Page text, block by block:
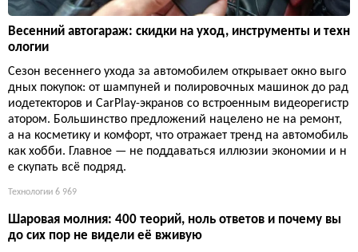
Весенний автогараж: скидки на уход, инструменты и техн
ологии
Сезон весеннего ухода за автомобилем открывает окно выго
дных покупок: от шампуней и полировочных машинок до рад
иодетекторов и CarPlay-экранов со встроенным видеорегистр
атором. Большинство предложений нацелено не на ремонт,
а на косметику и комфорт, что отражает тренд на автомобиль
как хобби. Главное — не поддаваться иллюзии экономии и н
е скупать всё подряд.
Технологии 6 969
Шаровая молния: 400 теорий, ноль ответов и почему вы
до сих пор не видели её вживую